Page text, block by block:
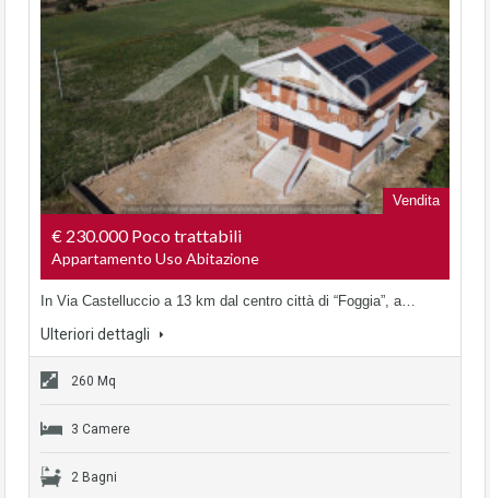
Vendita
€ 230.000 Poco trattabili
Appartamento Uso Abitazione
In Via Castelluccio a 13 km dal centro città di “Foggia”, a…
Ulteriori dettagli
260 Mq
3 Camere
2 Bagni